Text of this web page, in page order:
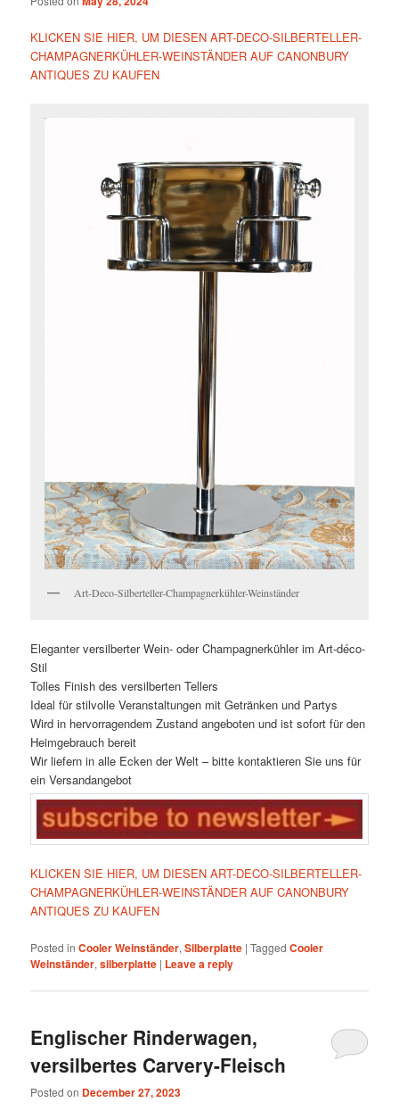
KLICKEN SIE HIER, UM DIESEN ART-DECO-SILBERTELLER-
CHAMPAGNERKÜHLER-WEINSTÄNDER AUF CANONBURY
ANTIQUES ZU KAUFEN
Art-Deco-Silberteller-Champagnerkühler-Weinständer
Eleganter versilberter Wein- oder Champagnerkühler im Art-déco-
Stil
Tolles Finish des versilberten Tellers
Ideal für stilvolle Veranstaltungen mit Getränken und Partys
Wird in hervorragendem Zustand angeboten und ist sofort für den
Heimgebrauch bereit
Wir liefern in alle Ecken der Welt – bitte kontaktieren Sie uns für
ein Versandangebot
KLICKEN SIE HIER, UM DIESEN ART-DECO-SILBERTELLER-
CHAMPAGNERKÜHLER-WEINSTÄNDER AUF CANONBURY
ANTIQUES ZU KAUFEN
Posted in Cooler Weinständer,Silberplatte |Tagged Cooler
Weinständer,silberplatte | Leave a reply
Englischer Rinderwagen,
versilbertes Carvery-Fleisch
Posted on December 27, 2023